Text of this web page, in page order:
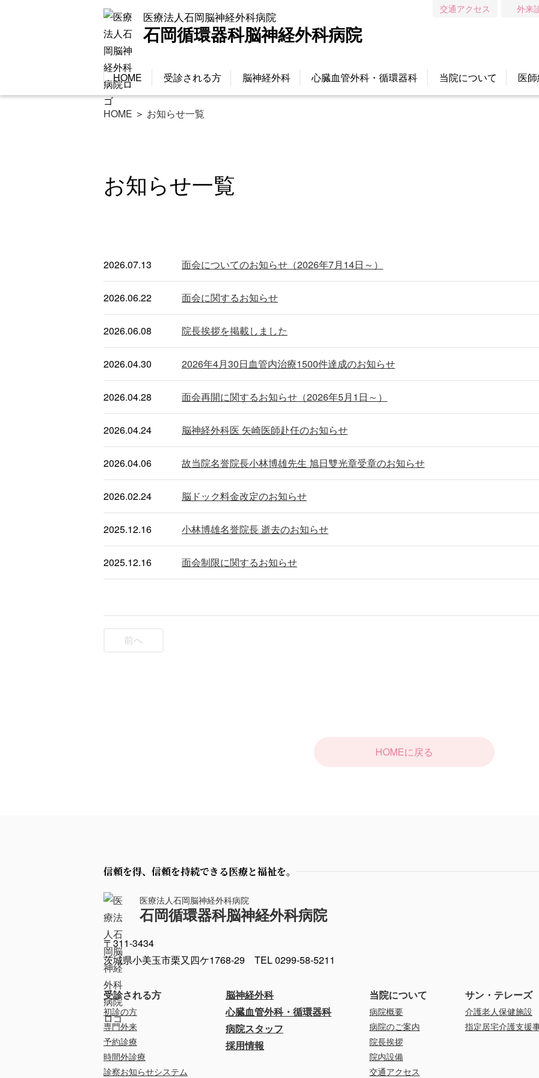
医療法人石岡脳神経外科病院
石岡循環器科脳神経外科病院
交通アクセス 外来
HOME 受診される方 脳神経外科 心臓血管外科・循環器科 当院について 医
HOME ＞ お知らせ一覧
お知らせ一覧
2026.07.13 面会についてのお知らせ（2026年7月14日～）
2026.06.22 面会に関するお知らせ
2026.06.08 院長挨拶を掲載しました
2026.04.30 2026年4月30日血管内治療1500件達成のお知らせ
2026.04.28 面会再開に関するお知らせ（2026年5月1日～）
2026.04.24 脳神経外科医 矢崎医師赴任のお知らせ
2026.04.06 故当院名誉院長小林博雄先生 旭日雙光章受章のお知らせ
2026.02.24 脳ドック料金改定のお知らせ
2025.12.16 小林博雄名誉院長 逝去のお知らせ
2025.12.16 面会制限に関するお知らせ
前へ
HOMEに戻る
信頼を得、信頼を持続できる医療と福祉を。
医療法人石岡脳神経外科病院
石岡循環器科脳神経外科病院
〒311-3434
茨城県小美玉市栗又四ケ1768-29 TEL 0299-58-5211
受診される方
初診の方
専門外来
予約診療
時間外診療
診察お知らせシステム
脳神経外科
心臓血管外科・循環器科
病院スタッフ
採用情報
当院について
病院概要
病院のご案内
院長挨拶
院内設備
交通アクセス
サン・テレーズ
介護老人保健施設
指定居宅介護支援